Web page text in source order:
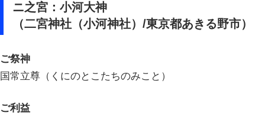
ニ之宮：小河大神
（二宮神社（小河神社）/東京都あきる野市）
ご祭神
国常立尊（くにのとこたちのみこと）
ご利益